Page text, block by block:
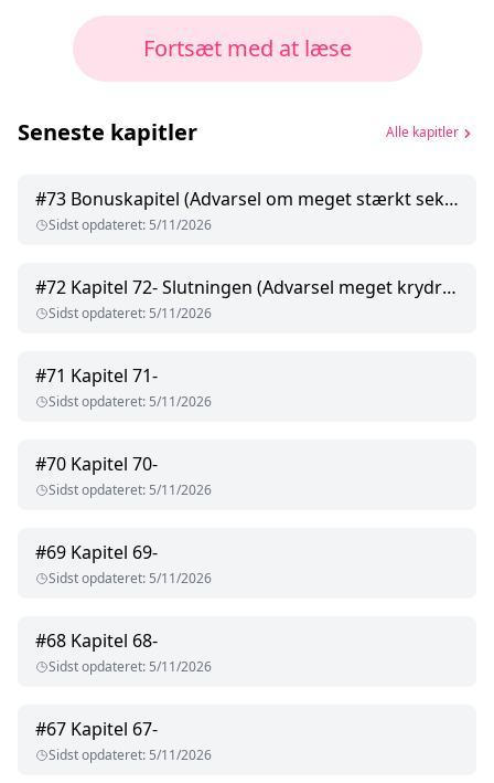
Fortsæt med at læse
Seneste kapitler Alle kapitler
#73 Bonuskapitel (Advarsel om meget stærkt seksuelt indhold)
Sidst opdateret: 5/11/2026
#72 Kapitel 72- Slutningen (Advarsel meget krydret indhold)
Sidst opdateret: 5/11/2026
#71 Kapitel 71-
Sidst opdateret: 5/11/2026
#70 Kapitel 70-
Sidst opdateret: 5/11/2026
#69 Kapitel 69-
Sidst opdateret: 5/11/2026
#68 Kapitel 68-
Sidst opdateret: 5/11/2026
#67 Kapitel 67-
Sidst opdateret: 5/11/2026